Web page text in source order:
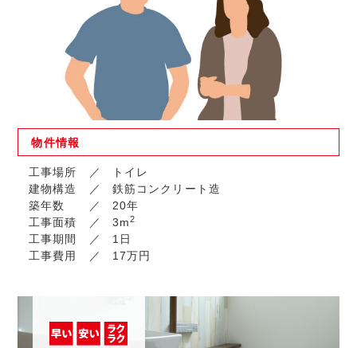
物件情報
工事場所
トイレ
建物構造
鉄筋コンクリート造
築年数
20年
工事面積
3m2
工事期間
1日
工事費用
17万円